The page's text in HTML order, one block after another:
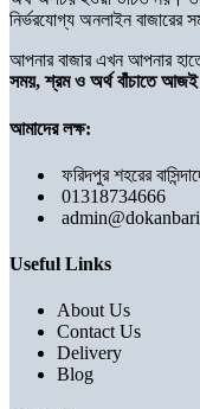
নির্ভরযোগ্য অনলাইন বাজারের
আপনার বাজার এখন আপনার
সময়, শ্রম ও অর্থ বাঁচাতে
আমাদের লক্ষ:
ফরিদপুর শহরের
01318734666
Useful Links
About Us
Contact Us
Delivery
Blog